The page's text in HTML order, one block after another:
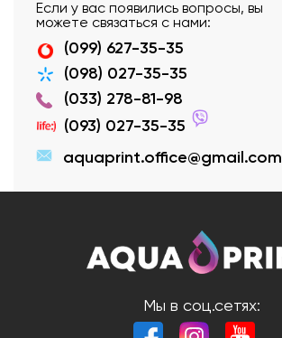
Если у вас появились вопросы, вы
можете связаться с нами:
(099) 627-35-35
(098) 027-35-35
(033) 278-81-98
(093) 027-35-35
aquaprint.office@gmail.com
Мы в соц.сетях: